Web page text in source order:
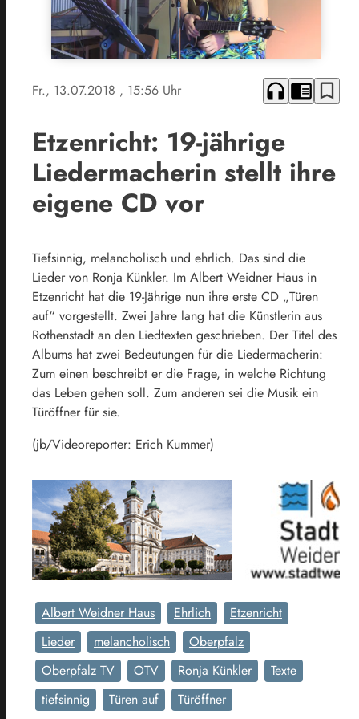
Fr., 13.07.2018 , 15:56 Uhr headphones chrome_reader_mode bookmark_border
Etzenricht: 19-jährige
Liedermacherin stellt ihre
eigene CD vor
Tiefsinnig, melancholisch und ehrlich. Das sind die
Lieder von Ronja Künkler. Im Albert Weidner Haus in
Etzenricht hat die 19-Jährige nun ihre erste CD „Türen
auf“ vorgestellt. Zwei Jahre lang hat die Künstlerin aus
Rothenstadt an den Liedtexten geschrieben. Der Titel des
Albums hat zwei Bedeutungen für die Liedermacherin:
Zum einen beschreibt er die Frage, in welche Richtung
das Leben gehen soll. Zum anderen sei die Musik ein
Türöffner für sie.
(jb/Videoreporter: Erich Kummer)
Albert Weidner Haus Ehrlich
Etzenricht
Lieder
melancholisch
Oberpfalz
Oberpfalz TV
OTV Ronja Künkler
Texte
tiefsinnig
Türen auf Türöffner